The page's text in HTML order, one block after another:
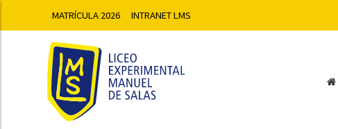
MATRÍCULA 2026 INTRANET LMS